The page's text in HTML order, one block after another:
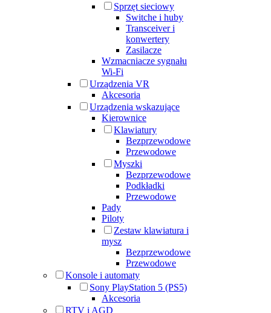
Sprzęt sieciowy
Switche i huby
Transceiver i
konwertery
Zasilacze
Wzmacniacze sygnału
Wi-Fi
Urządzenia VR
Akcesoria
Urządzenia wskazujące
Kierownice
Klawiatury
Bezprzewodowe
Przewodowe
Myszki
Bezprzewodowe
Podkładki
Przewodowe
Pady
Piloty
Zestaw klawiatura i
mysz
Bezprzewodowe
Przewodowe
Konsole i automaty
Sony PlayStation 5 (PS5)
Akcesoria
RTV i AGD